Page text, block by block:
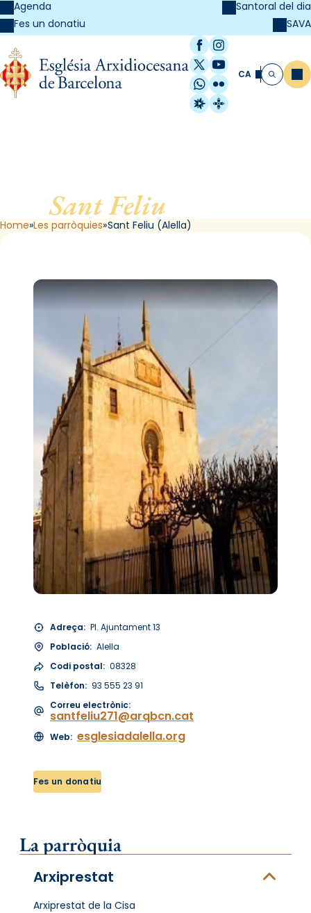
Agenda
Fes un donatiu
Santoral del dia
SAVA
Facebook
Instagram
X / Twitter
YouTube
WhatsApp
Flickr
Radio Estel
Catalunya
CA Cerca
Sant Feliu
Home Les parròquies Sant Feliu (Alella)
Adreça: Pl. Ajuntament 13
Població: Alella
Codi postal: 08328
Telèfon: 93 555 23 91
Correu electrònic:
santfeliu271@arqbcn.cat
Web: esglesiadalella.org
Fes un donatiu
La parròquia
Arxiprestat
Arxiprestat de la Cisa